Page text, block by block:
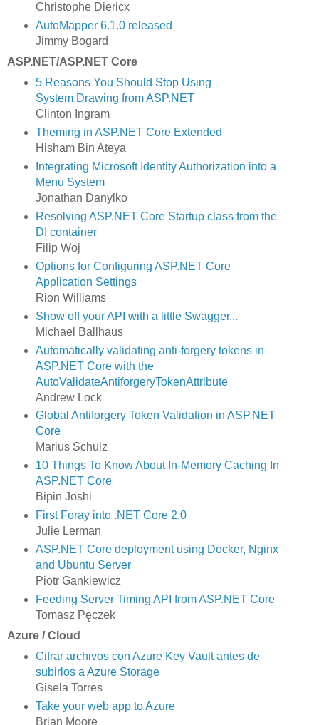
Christophe Diericx
AutoMapper 6.1.0 released
Jimmy Bogard
ASP.NET/ASP.NET Core
5 Reasons You Should Stop Using
System.Drawing from ASP.NET
Clinton Ingram
Theming in ASP.NET Core Extended
Hisham Bin Ateya
Integrating Microsoft Identity Authorization into a
Menu System
Jonathan Danylko
Resolving ASP.NET Core Startup class from the
DI container
Filip Woj
Options for Configuring ASP.NET Core
Application Settings
Rion Williams
Show off your API with a little Swagger...
Michael Ballhaus
Automatically validating anti-forgery tokens in
ASP.NET Core with the
AutoValidateAntiforgeryTokenAttribute
Andrew Lock
Global Antiforgery Token Validation in ASP.NET
Core
Marius Schulz
10 Things To Know About In-Memory Caching In
ASP.NET Core
Bipin Joshi
First Foray into .NET Core 2.0
Julie Lerman
ASP.NET Core deployment using Docker, Nginx
and Ubuntu Server
Piotr Gankiewicz
Feeding Server Timing API from ASP.NET Core
Tomasz Pęczek
Azure / Cloud
Cifrar archivos con Azure Key Vault antes de
subirlos a Azure Storage
Gisela Torres
Take your web app to Azure
Brian Moore